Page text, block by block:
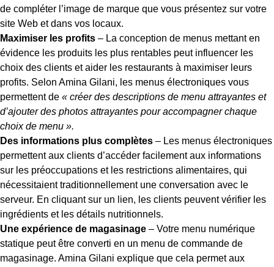
de compléter l’image de marque que vous présentez sur votre
site Web et dans vos locaux.
Maximiser les profits – La conception de menus mettant en
évidence les produits les plus rentables peut influencer les
choix des clients et aider les restaurants à maximiser leurs
profits. Selon Amina Gilani, les menus électroniques vous
permettent de « créer des descriptions de menu attrayantes et
d’ajouter des photos attrayantes pour accompagner chaque
choix de menu ».
Des informations plus complètes – Les menus électroniques
permettent aux clients d’accéder facilement aux informations
sur les préoccupations et les restrictions alimentaires, qui
nécessitaient traditionnellement une conversation avec le
serveur. En cliquant sur un lien, les clients peuvent vérifier les
ingrédients et les détails nutritionnels.
Une expérience de magasinage – Votre menu numérique
statique peut être converti en un menu de commande de
magasinage. Amina Gilani explique que cela permet aux